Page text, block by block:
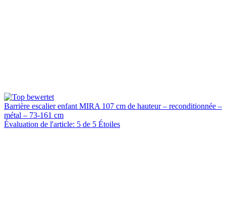
Barrière escalier enfant MIRA 107 cm de hauteur – reconditionnée –
métal – 73-161 cm
Évaluation de l'article: 5 de 5 Étoiles